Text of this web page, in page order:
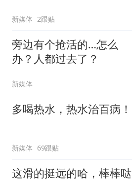
新媒体 2跟贴
旁边有个抢活的…怎么
办？人都过去了？
新媒体
多喝热水，热水治百病！
新媒体 69跟贴
这滑的挺远的哈，棒棒哒